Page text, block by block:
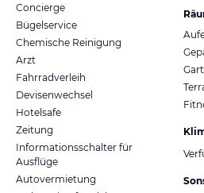
Concierge
Bügelservice
Chemische Reinigung
Arzt
Fahrradverleih
Devisenwechsel
Hotelsafe
Zeitung
Informationsschalter für
Ausflüge
Autovermietung